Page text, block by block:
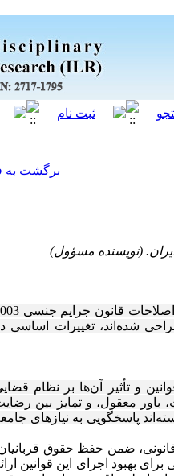
برگشت به
(نویسنده مسؤول)
مقاله به تحلیل جامع قوانین مرتبط با جرایم جنسی در انگلستان و ولز، با
شده‌اند، تغییرات اساسی
و تأثیر آن‌ها بر نظام
باور معقول، و تمایز بین
پاسخگویی به نیازهای
ضمن حفظ حقوق
بهبود اجرای این قوانین